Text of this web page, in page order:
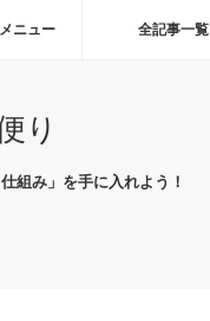
ニュー 全記事一覧
り
組み」を手に入れよう！